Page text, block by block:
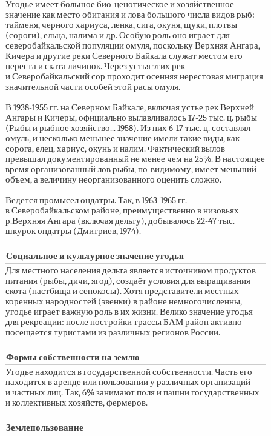
Угодье имеет большое био-ценотическое и хозяйственное
значение как место обитания и лова большого числа видов рыб:
тайменя, черного хариуса, ленка, сига, окуня, щуки, плотвы
(сороги), ельца, налима и др. Особую роль оно играет для
северобайкальской популяции омуля, поскольку Верхняя Ангара,
Кичера и другие реки Северного Байкала служат местом его
нереста и ската личинок. Через устья этих рек
и Северобайкальский сор проходит осенняя нерестовая миграция
значительной части особей этой расы омуля.
В1938-1955 гг.на Северном Байкале, включая устье рек Верхней
Ангары и Кичеры, официально вылавливалось17-25 тыс. ц.рыбы
(Рыбы и рыбное хозяйство... 1958). Из них6-17 тыс. ц.составлял
омуль, и несколько меньшее значение имели такие виды, как
сорога, елец, хариус, окунь и налим. Фактический вылов
превышал документированный не менее чем на 25%. В настоящее
время организованный лов рыбы, по-видимому, имеет меньший
объем, а величину неорганизованного оценить сложно.
Ведется промысел ондатры. Так, в1963-1965 гг.
в Северобайкальском районе, преимущественно в низовьях
р.Верхняя Ангара (включая дельту), добывалось22-47 тыс.
шкурок ондатры (Дмитриев, 1974).
Социальное и культурное значение угодья
Для местного населения дельта является источником продуктов
питания (рыбы, дичи, ягод), создаёт условия для выращивания
скота (пастбища и сенокосы). Хотя представители местных
коренных народностей (эвенки) в районе немногочисленны,
угодье играет важную роль в их жизни. Велико значение угодья
для рекреации: после постройки трассы БАМ район активно
посещается туристами из различных регионов России.
Формы собственности на землю
Угодье находится в государственной собственности. Часть его
находится в аренде или пользовании у различных организаций
и частных лиц. Так, 6% занимают поля и пашни государственных
и коллективных хозяйств, фермеров.
Землепользование